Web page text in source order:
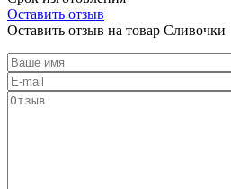
Оставить отзыв
Оставить отзыв на товар Сливочки